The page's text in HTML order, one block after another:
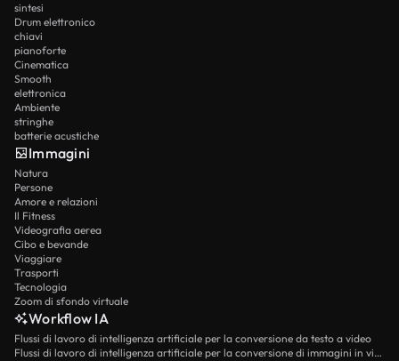
sintesi
Drum elettronico
chiavi
pianoforte
Cinematica
Smooth
elettronica
Ambiente
stringhe
batterie acustiche
Immagini
Natura
Persone
Amore e relazioni
Il Fitness
Videografia aerea
Cibo e bevande
Viaggiare
Trasporti
Tecnologia
Zoom di sfondo virtuale
Workflow IA
Flussi di lavoro di intelligenza artificiale per la conversione da testo a video
Flussi di lavoro di intelligenza artificiale per la conversione di immagini in video